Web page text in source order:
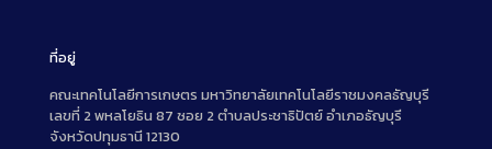
ที่อยู่
คณะเทคโนโลยีการเกษตร มหาวิทยาลัยเทคโนโลยีราชมงคลธัญบุรี
เลขที่ 2 พหลโยธิน 87 ซอย 2 ตำบลประชาธิปัตย์ อำเภอธัญบุรี
จังหวัดปทุมธานี 12130